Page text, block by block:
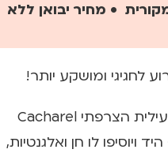
• מחיר יבואן ללא
לחגיגי ומושקע יותר!
סט צמידי כסף מבית מותג העילית הצרפתי Cacharel
ויוסיפו לו חן ואלגנטיות,